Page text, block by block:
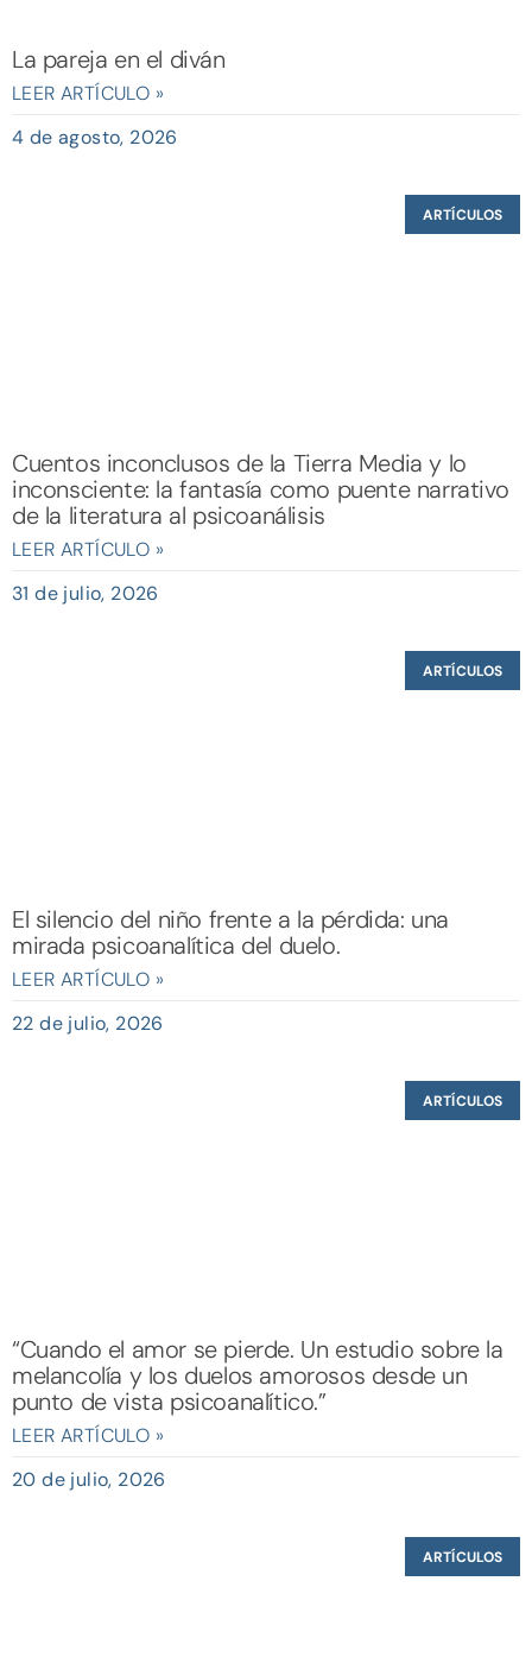
La pareja en el diván
LEER ARTÍCULO »
4 de agosto, 2026
ARTÍCULOS
Cuentos inconclusos de la Tierra Media y lo
inconsciente: la fantasía como puente narrativo
de la literatura al psicoanálisis
LEER ARTÍCULO »
31 de julio, 2026
ARTÍCULOS
El silencio del niño frente a la pérdida: una
mirada psicoanalítica del duelo.
LEER ARTÍCULO »
22 de julio, 2026
ARTÍCULOS
“Cuando el amor se pierde. Un estudio sobre la
melancolía y los duelos amorosos desde un
punto de vista psicoanalítico.”
LEER ARTÍCULO »
20 de julio, 2026
ARTÍCULOS